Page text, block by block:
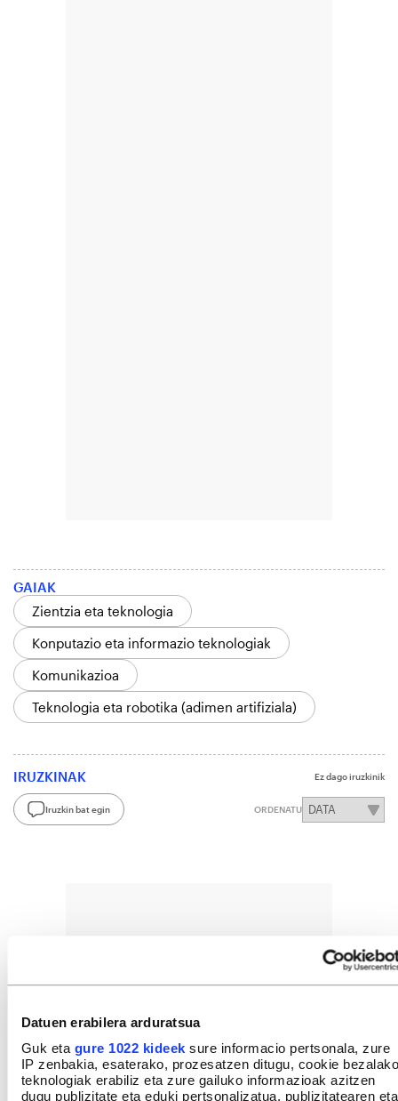
Datuen erabilera arduratsua
Guk eta gure 1022 kideek sure informacio pertsonala, zure
IP zenbakia, esaterako, prozesatzen ditugu, cookie bezalako
teknologiak erabiliz eta zure gailuko informazioak azitzen
dugu publizitate eta eduki pertsonalizatua, publizitatearen eta
GAIAK
Zientzia eta teknologia
Konputazio eta informazio teknologiak
Komunikazioa
Teknologia eta robotika (adimen artifiziala)
IRUZKINAK Ez dago iruzkinik
Iruzkin bat egin ORDENATU